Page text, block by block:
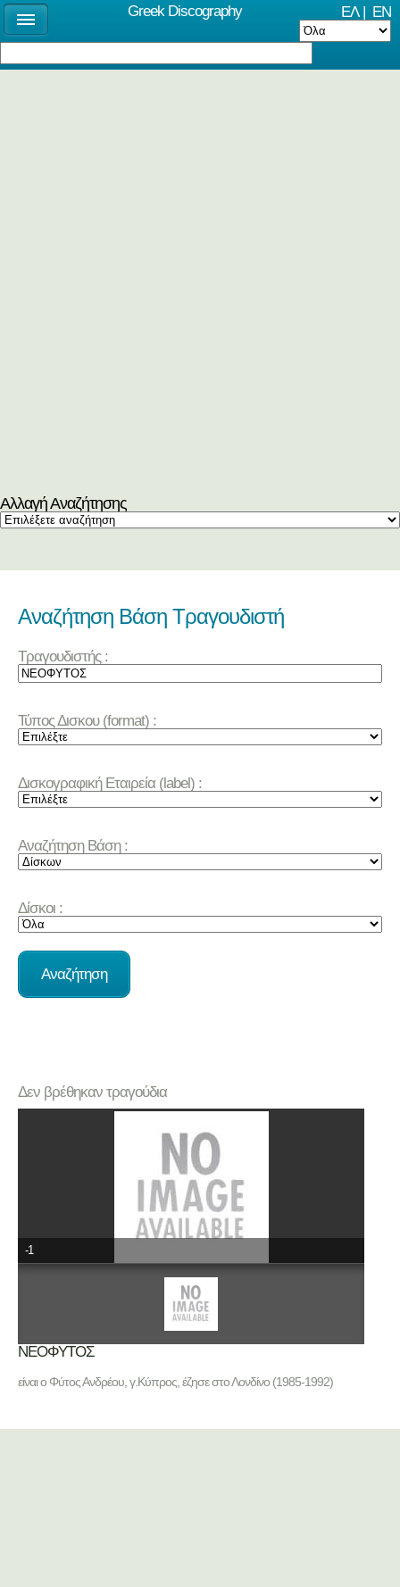
ΕΛ| EN
Αλλαγή Αναζήτησης
Αναζήτηση Βάση Τραγουδιστή
Τραγουδιστής :
Τύπος Δισκου (format) :
Δισκογραφική Εταιρεία (label) :
Αναζήτηση Βάση :
Δίσκοι :
Δεν βρέθηκαν τραγούδια
-1
ΝΕΟΦΥΤΟΣ
είναι ο Φύτος Ανδρέου, γ.Κύπρος, έζησε στο Λονδίνο (1985-1992)
Greek Discography